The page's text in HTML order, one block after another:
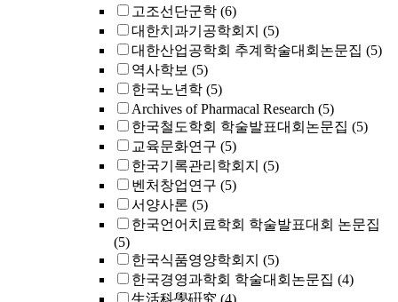
고조선단군학 (6)
대한치과기공학회지 (5)
대한산업공학회 추계학술대회논문집 (5)
역사학보 (5)
한국노년학 (5)
Archives of Pharmacal Research (5)
한국철도학회 학술발표대회논문집 (5)
교육문화연구 (5)
한국기록관리학회지 (5)
벤처창업연구 (5)
서양사론 (5)
한국언어치료학회 학술발표대회 논문집
(5)
한국식품영양학회지 (5)
한국경영과학회 학술대회논문집 (4)
生活科學硏究 (4)